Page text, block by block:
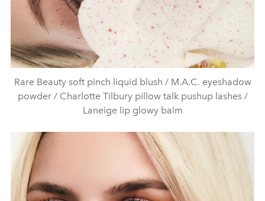
Rare Beauty soft pinch liquid blush / M.A.C. eyeshadow
powder / Charlotte Tilbury pillow talk pushup lashes /
Laneige lip glowy balm